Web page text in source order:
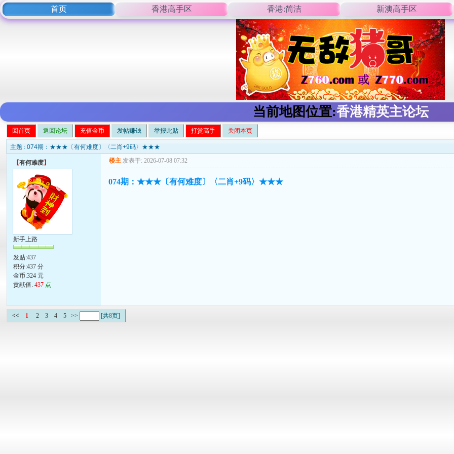
首页 香港高手区 香港:简洁 新澳高手区
当前地图位置:香港精英主论坛
回首页 返回论坛 充值金币 发帖赚钱 举报此贴 打赏高手 关闭本页
主题 :074期：★★★〔有何难度〕〈二肖+9码〉★★★
【有何难度】
新手上路
发贴:437
积分:437 分
金币:324 元
贡献值:437 点
楼主 发表于: 2026-07-08 07:32
074期：★★★〔有何难度〕〈二肖+9码〉★★★
<< 1 2 3 4 5 >> [共8页]